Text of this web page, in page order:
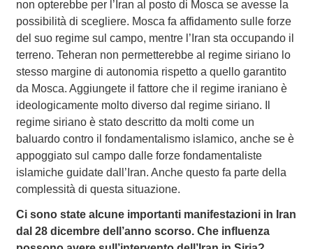
non opterebbe per l’Iran al posto di Mosca se avesse la
possibilità di scegliere. Mosca fa affidamento sulle forze
del suo regime sul campo, mentre l’Iran sta occupando il
terreno. Teheran non permetterebbe al regime siriano lo
stesso margine di autonomia rispetto a quello garantito
da Mosca. Aggiungete il fattore che il regime iraniano è
ideologicamente molto diverso dal regime siriano. Il
regime siriano è stato descritto da molti come un
baluardo contro il fondamentalismo islamico, anche se è
appoggiato sul campo dalle forze fondamentaliste
islamiche guidate dall’Iran. Anche questo fa parte della
complessità di questa situazione.
Ci sono state alcune importanti manifestazioni in Iran
dal 28 dicembre dell’anno scorso. Che influenza